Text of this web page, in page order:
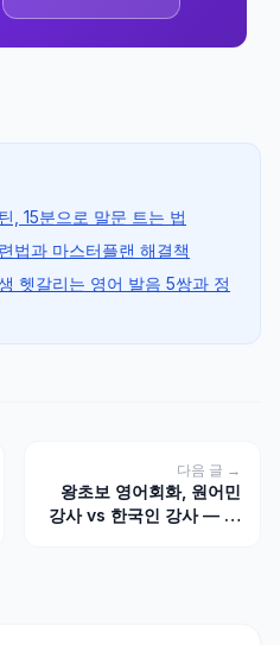
, 15분으로 말문 트는 법
법과 마스터플랜 해결책
헷갈리는 영어 발음 5쌍과 정
다음 글 →
왕초보 영어회화, 원어민
강사 vs 한국인 강사 — 처